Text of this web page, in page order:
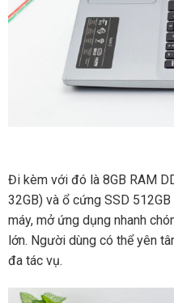
Đi kèm với đó là 8GB RAM
32GB) và ổ cứng SSD
máy, mở ứng dụng nhanh
lớn. Người dùng có thể yên
đa tác vụ.